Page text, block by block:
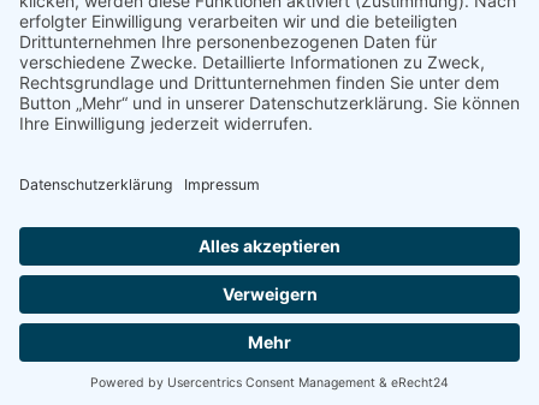
Presseinformationen abonnieren
ÜBER UNS
Naturschutzbund
Naturschutzjugend
Sponsoren & Partner
Impressum